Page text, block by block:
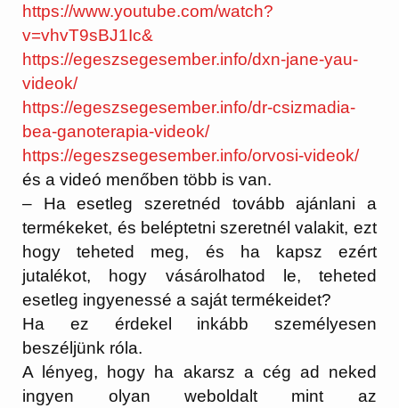
https://www.youtube.com/watch?
v=vhvT9sBJ1Ic&
https://egeszsegesember.info/dxn-jane-yau-
videok/
https://egeszsegesember.info/dr-csizmadia-
bea-ganoterapia-videok/
https://egeszsegesember.info/orvosi-videok/
és a videó menőben több is van.
– Ha esetleg szeretnéd tovább ajánlani a
termékeket, és beléptetni szeretnél valakit, ezt
hogy teheted meg, és ha kapsz ezért
jutalékot, hogy vásárolhatod le, teheted
esetleg ingyenessé a saját termékeidet?
Ha ez érdekel inkább személyesen
beszéljünk róla.
A lényeg, hogy ha akarsz a cég ad neked
ingyen olyan weboldalt mint az